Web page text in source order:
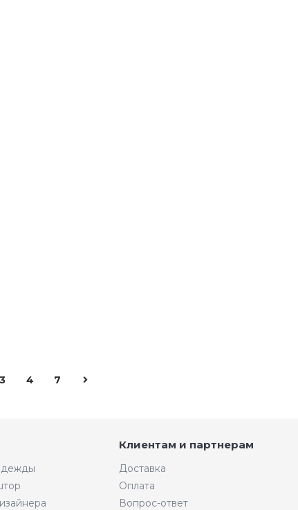
3 4 7
Клиентам и партнерам
Доставка
Оплата
Вопрос-ответ